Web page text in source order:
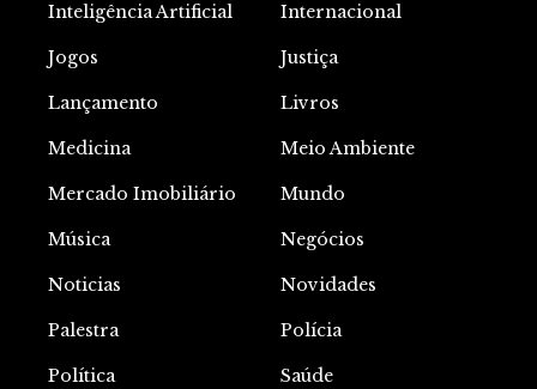
Inteligência Artificial Internacional
Jogos Justiça
Lançamento Livros
Medicina Meio Ambiente
Mercado Imobiliário Mundo
Música Negócios
Noticias Novidades
Palestra Polícia
Política Saúde